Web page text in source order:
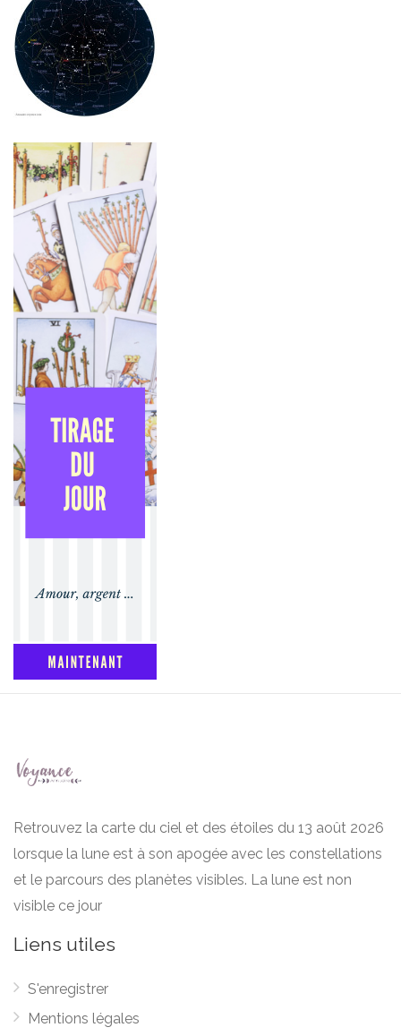
Retrouvez la carte du ciel et des étoiles du 13 août 2026
lorsque la lune est à son apogée avec les constellations
et le parcours des planètes visibles. La lune est non
visible ce jour
Liens utiles
S'enregistrer
Mentions légales